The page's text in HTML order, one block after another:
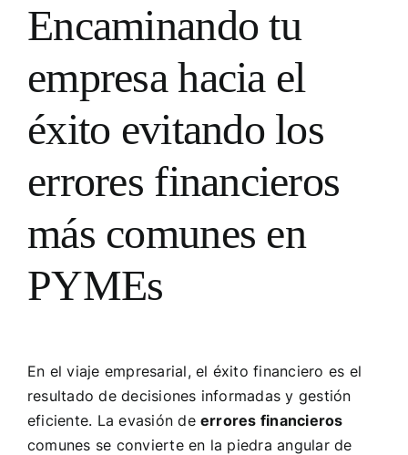
Encaminando tu
empresa hacia el
éxito evitando los
errores financieros
más comunes en
PYMEs
En el viaje empresarial, el éxito financiero es el
resultado de decisiones informadas y gestión
eficiente. La evasión deerrores financieros
comunes se convierte en la piedra angular de